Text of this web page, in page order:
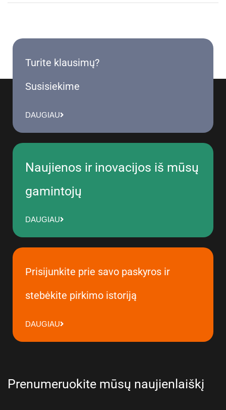
Turite klausimų?
Susisiekime
DAUGIAU
Naujienos ir inovacijos iš mūsų
gamintojų
DAUGIAU
Prisijunkite prie savo paskyros ir
stebėkite pirkimo istoriją
DAUGIAU
Prenumeruokite mūsų naujienlaiškį